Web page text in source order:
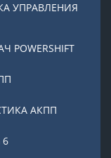
УПРАВЛЕНИЯ
АКПП